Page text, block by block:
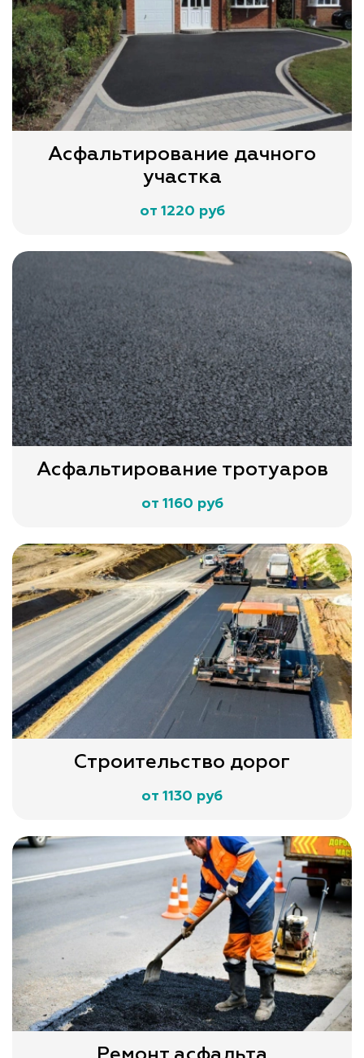
Асфальтирование дачного
участка
от 1220 руб
Асфальтирование тротуаров
от 1160 руб
Строительство дорог
от 1130 руб